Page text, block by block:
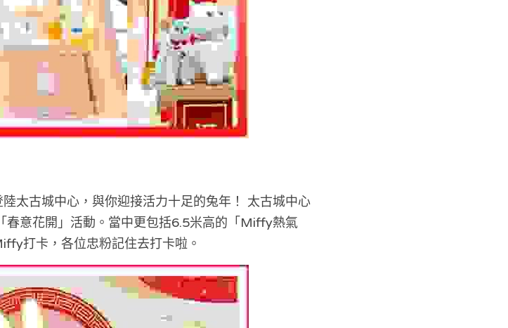
太古城中心，與你迎接活力十足的兔年！ 太古城中心
意花開」活動。當中更包括6.5米高的「Miffy熱氣
打卡，各位忠粉記住去打卡啦。